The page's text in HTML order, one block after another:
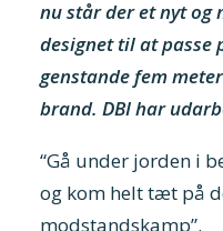
nu står der et nyt og
designet til at passe
genstande fem
brand. DBI har
“Gå under jorden i
og kom helt tæt på
modstandskamp”.